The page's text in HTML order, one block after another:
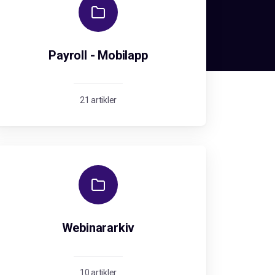
Payroll - Mobilapp
21 artikler
Webinararkiv
10 artikler